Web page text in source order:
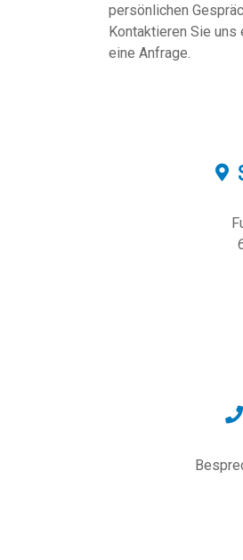
persönlichen
Kontaktieren Sie
eine Anfrage.